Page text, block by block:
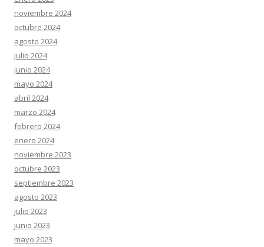
noviembre 2024
octubre 2024
agosto 2024
julio 2024
junio 2024
mayo 2024
abril 2024
marzo 2024
febrero 2024
enero 2024
noviembre 2023
octubre 2023
septiembre 2023
agosto 2023
julio 2023
junio 2023
mayo 2023